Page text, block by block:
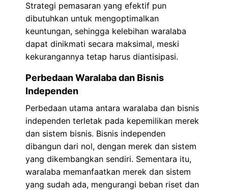
Strategi pemasaran yang efektif pun
dibutuhkan untuk mengoptimalkan
keuntungan, sehingga kelebihan waralaba
dapat dinikmati secara maksimal, meski
kekurangannya tetap harus diantisipasi.
Perbedaan Waralaba dan Bisnis
Independen
Perbedaan utama antara waralaba dan bisnis
independen terletak pada kepemilikan merek
dan sistem bisnis. Bisnis independen
dibangun dari nol, dengan merek dan sistem
yang dikembangkan sendiri. Sementara itu,
waralaba memanfaatkan merek dan sistem
yang sudah ada, mengurangi beban riset dan